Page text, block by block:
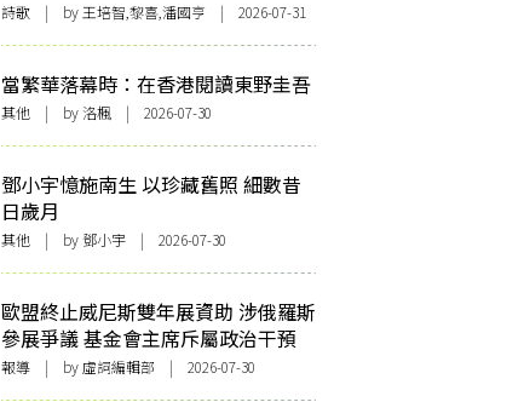
詩歌 | by 王培智,黎喜,潘國亨 | 2026-07-31
當繁華落幕時：在香港閱讀東野圭吾
其他 | by洛楓 | 2026-07-30
鄧小宇憶施南生 以珍藏舊照 細數昔
日歲月
其他 | by 鄧小宇 | 2026-07-30
歐盟終止威尼斯雙年展資助 涉俄羅斯
參展爭議 基金會主席斥屬政治干預
報導 | by 虛詞編輯部 | 2026-07-30